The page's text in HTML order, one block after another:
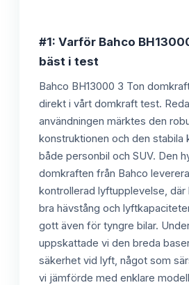
#1: Varför Bahco
bäst i test
Bahco BH13000 3 Ton
direkt i vårt domkraft test.
användningen märktes den
konstruktionen och den stabila
både personbil och SUV. Den
domkraften från Bahco
kontrollerad lyftupplevelse, där
bra hävstång och
gott även för tyngre bilar.
uppskattade vi den breda
säkerhet vid lyft, något som
vi jämförde med enklare